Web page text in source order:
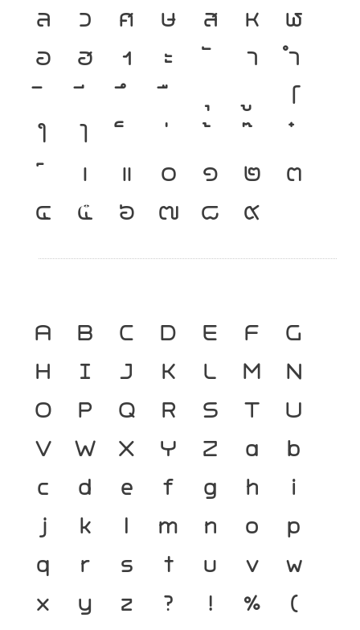
ล
ว ศ ษ ส ห
ฬ
อ
ฮ ฯ ะ า
ำ
โ
ใ
ไ
เ
แ ๐ ๑ ๒
๓
๔
๕ ๖ ๗ ๘ ๙
A B C D E F
G
H
I J K L M
N
O
P Q R S T
U
V
W X Y Z a
b
c
d e f g h
i
j
k l m n o
p
q
r s t u v
w
x
y z ? ! %
(